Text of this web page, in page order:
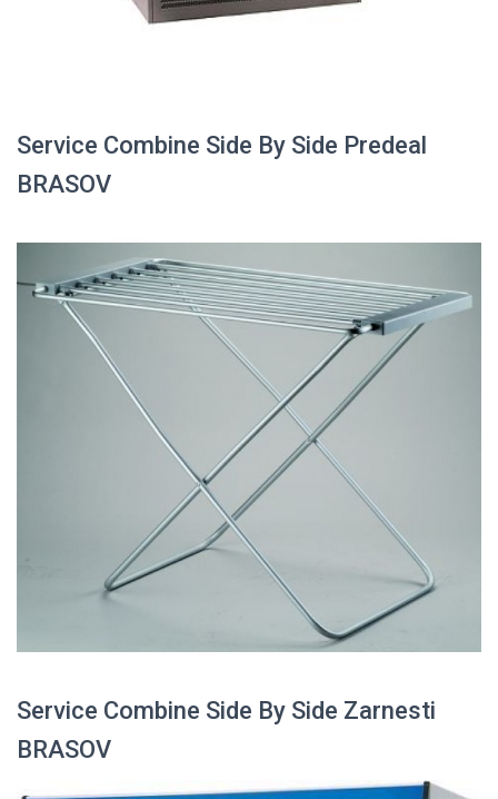
Service Combine Side By Side Predeal
BRASOV
Service Combine Side By Side Zarnesti
BRASOV